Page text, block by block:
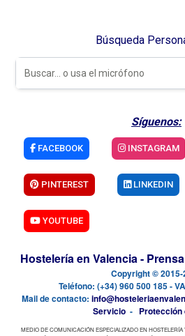
Búsqueda
Síguenos:
FACEBOOK INSTAGRAM
PINTEREST LINKEDIN
YOUTUBE
Hostelería en Valencia -
Copyright © 2015-
Teléfono: (+34) 960 500 185 -
Mail de contacto:
Servicio - Protección
MEDIO DE COMUNICACIÓN ESPECIALIZADO EN HOSTELERÍA